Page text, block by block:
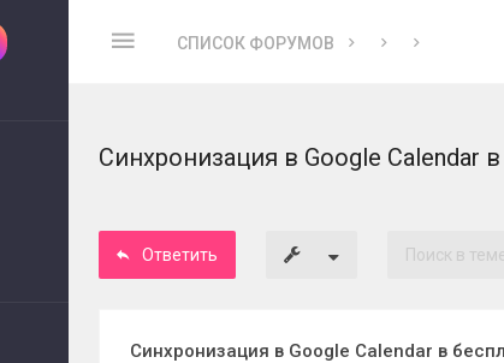
СПИСОК ФОРУМОВ
Синхронизация в Google Calendar
Ответить
Синхронизация в Google Calendar в